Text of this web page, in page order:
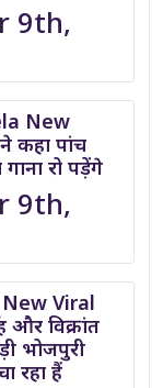
9th,
New
कहा पांच
रो पड़ेंगे
9th,
Viral
और विक्रांत
भोजपुरी
रहा हैं